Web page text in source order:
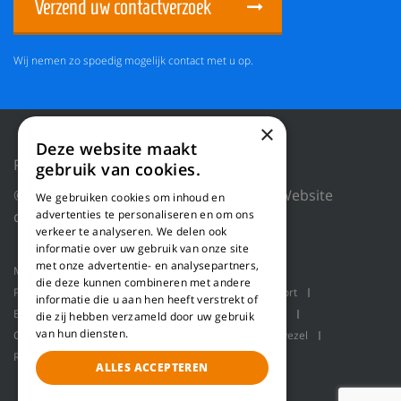
Verzend uw contactverzoek
Wij nemen zo spoedig mogelijk contact met u op.
Privacy Policy
Reset cookies
© 2026 WILLEMS BALING EQUIPMENT |
Website
door Blue Dragon Digital Technology.
Machines Product toepassingen
Over ons
Projecten
Service Schaaflijn
Bulk transport
Balenpersen
Robot handling
Pallet packaging
Contact
Refiner lijn voor het produceren van houtvezel
Refiner lijn voor het maken van houtvezel
Refiner
×
Deze website maakt
gebruik van cookies.
We gebruiken cookies om inhoud en
advertenties te personaliseren en om ons
verkeer te analyseren. We delen ook
informatie over uw gebruik van onze site
met onze advertentie- en analysepartners,
die deze kunnen combineren met andere
informatie die u aan hen heeft verstrekt of
die zij hebben verzameld door uw gebruik
van hun diensten.
ALLES ACCEPTEREN